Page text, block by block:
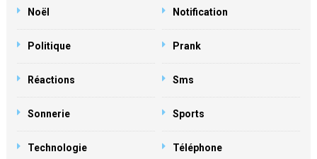
Noël Notification
Politique Prank
Réactions Sms
Sonnerie Sports
Technologie Téléphone